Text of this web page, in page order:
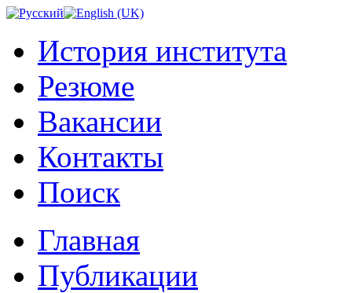
История института
Резюме
Вакансии
Контакты
Поиск
Главная
Публикации